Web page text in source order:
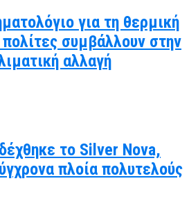
για τη θερμική
συμβάλλουν στην
αλλαγή
το Silver Nova,
πλοία πολυτελούς